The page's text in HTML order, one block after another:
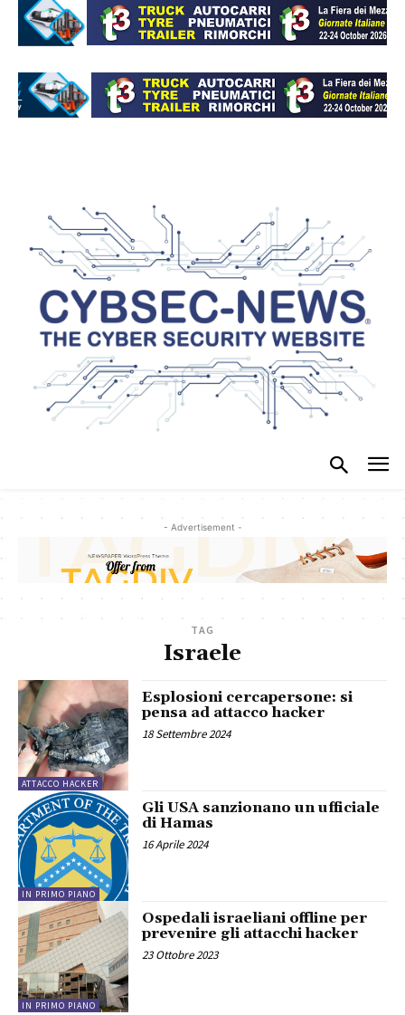
- Advertisement -
TAG
Israele
ATTACCO HACKER
Esplosioni cercapersone: si
pensa ad attacco hacker
18 Settembre 2024
IN PRIMO PIANO
Gli USA sanzionano un ufficiale
di Hamas
16 Aprile 2024
IN PRIMO PIANO
Ospedali israeliani offline per
prevenire gli attacchi hacker
23 Ottobre 2023